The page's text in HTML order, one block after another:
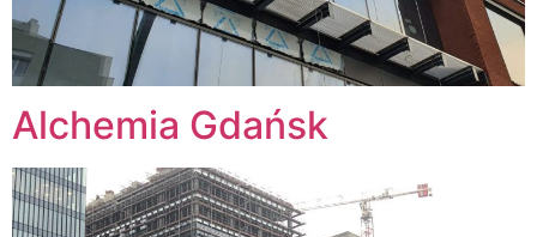
Alchemia Gdańsk